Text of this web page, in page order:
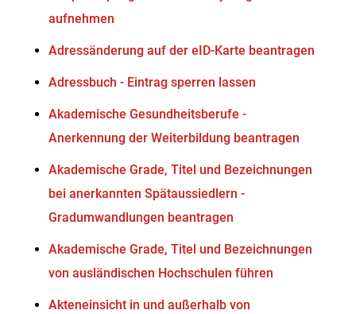
aufnehmen
Adressänderung auf der eID-Karte beantragen
Adressbuch - Eintrag sperren lassen
Akademische Gesundheitsberufe -
Anerkennung der Weiterbildung beantragen
Akademische Grade, Titel und Bezeichnungen
bei anerkannten Spätaussiedlern -
Gradumwandlungen beantragen
Akademische Grade, Titel und Bezeichnungen
von ausländischen Hochschulen führen
Akteneinsicht in und außerhalb von